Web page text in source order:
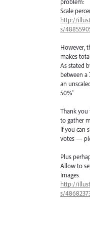
Scale
http://
s/
However,
makes
As stated
between a
an
50%'
Thank
to gather
If you can
votes —
Plus
Allow to
Images
http://
s/